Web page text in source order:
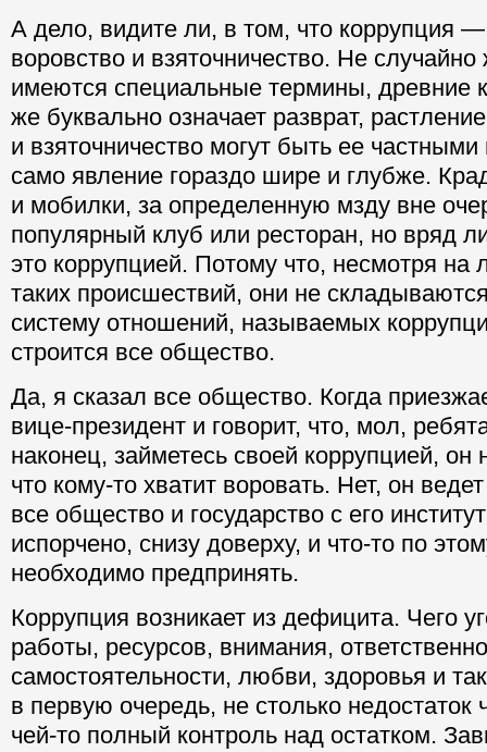
А дело, видите ли, в том, что коррупция
воровство и взяточничество. Не
имеются специальные термины, древние
же буквально означает разврат,
и взяточничество могут быть ее
само явление гораздо шире и глубже.
и мобилки, за определенную мзду вне
популярный клуб или ресторан, но вряд
это коррупцией. Потому что, несмотря на
таких происшествий, они не
систему отношений, называемых
строится все общество.
Да, я сказал все общество. Когда
вице-президент и говорит, что, мол,
наконец, займетесь своей коррупцией, он
что кому-то хватит воровать. Нет, он
все общество и государство с его
испорчено, снизу доверху, и что-то по
необходимо предпринять.
Коррупция возникает из дефицита. Чего
работы, ресурсов, внимания,
самостоятельности, любви, здоровья и
в первую очередь, не столько недостаток
чей-то полный контроль над остатком.